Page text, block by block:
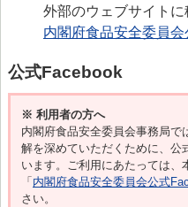
外部のウェブサイト
内閣府食品安全委員
公式Facebook
※ 利用者の方へ
内閣府食品安全委員会事務局で
解を深めていただくために、公
います。ご利用にあたっては、
「 内閣府食品安全委員会公式
さい。